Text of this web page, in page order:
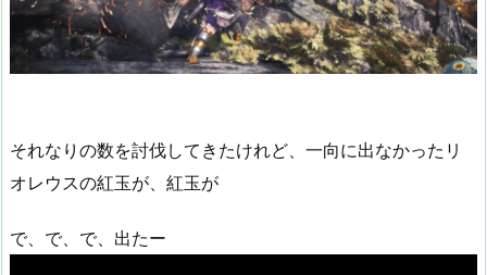
それなりの数を討伐してきたけれど、一向に出なかったリ
オレウスの紅玉が、紅玉が
で、で、で、出たー